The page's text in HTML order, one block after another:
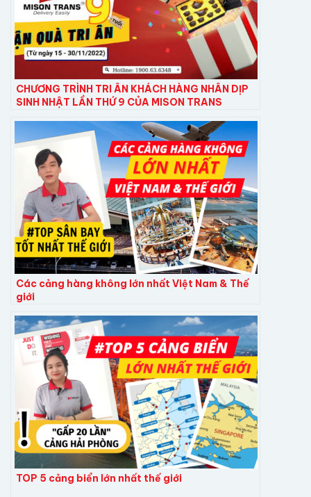
CHƯƠNG TRÌNH TRI ÂN KHÁCH HÀNG NHÂN DỊP
SINH NHẬT LẦN THỨ 9 CỦA MISON TRANS
Các cảng hàng không lớn nhất Việt Nam & Thế
giới
TOP 5 cảng biển lớn nhất thế giới